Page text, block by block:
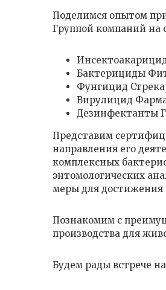
Поделимся опытом
Группой компаний на
Бактерициды
Фунгицид
Вирулицид
Дезинфектанты
Представим
направления его
комплексных
энтомологических
меры для достижения
Познакомим с
производства для
Будем рады встрече